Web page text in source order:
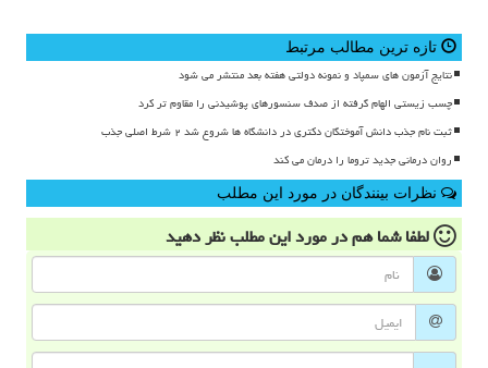
تازه ترین مطالب مرتبط
نتایج آزمون های سمپاد و نمونه دولتی هفته بعد منتشر می شود
چسب زیستی الهام گرفته از صدف سنسورهای پوشیدنی را مقاوم تر کرد
ثبت نام جذب دانش آموختگان دکتری در دانشگاه ها شروع شد ۲ شرط اصلی جذب
روان درمانی جدید تروما را درمان می کند
نظرات بینندگان در مورد این مطلب
لطفا شما همدر مورد این مطلبنظر دهید